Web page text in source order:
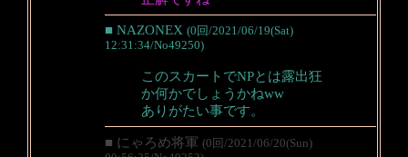
■ NAZONEX (0回/2021/06/19(Sat)
12:31:34/No49250)
このスカートでNPとは露出狂
か何かでしょうかねww
ありがたい事です。
■ にゃろめ将軍 (0回/2021/06/20(Sun)